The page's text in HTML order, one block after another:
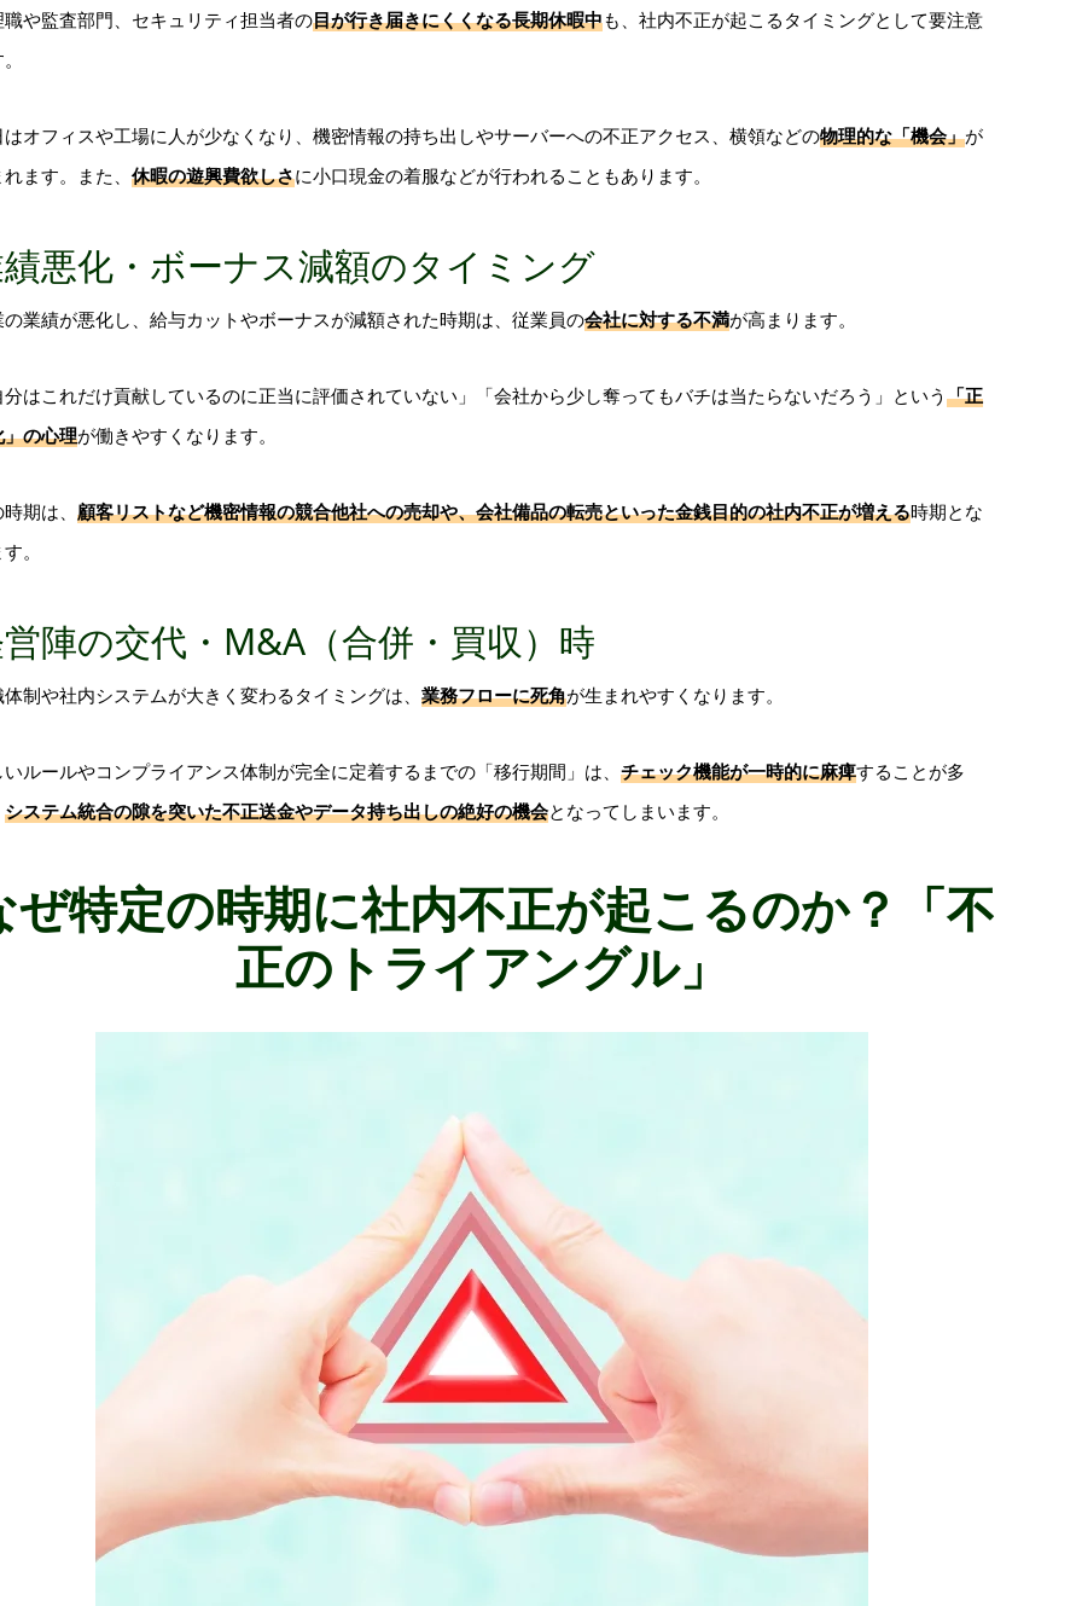
職や監査部門、セキュリティ担当者の目が行き届きにくくなる長期休暇中も、社内不正が起こるタイミングとして要注意
はオフィスや工場に人が少なくなり、機密情報の持ち出しやサーバーへの不正アクセス、横領などの物理的な「機会」が
ます。また、 休暇の遊興費欲しさに小口現金の着服などが行われることもあります。
悪化・ボーナス減額のタイミング
の業績が悪化し、給与カットやボーナスが減額された時期は、従業員の会社に対する不満が高まります。
分はこれだけ貢献しているのに正当に評価されていない」「会社から少し奪ってもバチは当たらないだろう」という 「正
」の心理が働きやすくなります。
期は、 顧客リストなど機密情報の競合他社への売却や、会社備品の転売といった金銭目的の社内不正が増える時期とな
。
陣の交代・M&A（合併・買収）時
制や社内システムが大きく変わるタイミングは、 業務フローに死角が生まれやすくなります。
ルールやコンプライアンス体制が完全に定着するまでの「移行期間」は、 チェック機能が一時的に麻痺することが多
システム統合の隙を突いた不正送金やデータ持ち出しの絶好の機会となってしまいます。
ぜ特定の時期に社内不正が起こるのか？「不
正のトライアングル」